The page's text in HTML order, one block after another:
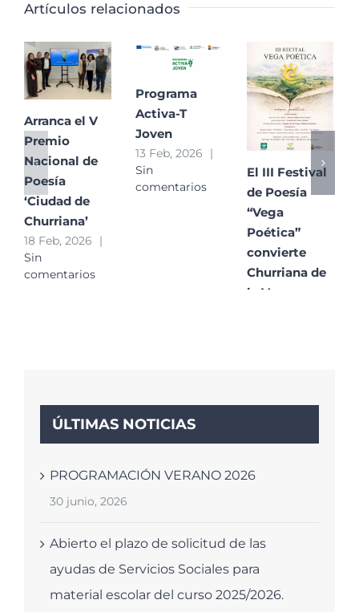
Artículos relacionados
Arranca el V
Premio
Nacional de
Poesía
‘Ciudad de
Churriana’
18 Feb, 2026
|
Sin
comentarios
Programa
Activa-T
Joven
13 Feb, 2026
|
Sin
comentarios
El III Festival
de Poesía
“Vega
Poética”
convierte
Churriana de
la Vega en un
Sin
ÚLTIMAS NOTICIAS
PROGRAMACIÓN VERANO 2026
30 junio, 2026
Abierto el plazo de solicitud de las
ayudas de Servicios Sociales para
material escolar del curso 2025/2026.